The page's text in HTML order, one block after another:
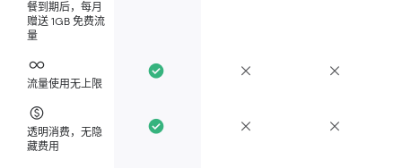
餐到期后，每月
赠送 1GB 免费流
量
流量使用无上限
透明消费，无隐
藏费用